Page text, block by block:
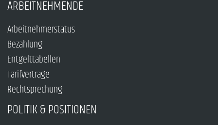
ARBEITNEHMENDE
Arbeitnehmerstatus
Bezahlung
Entgelttabellen
Tarifverträge
Rechtsprechung
POLITIK & POSITIONEN